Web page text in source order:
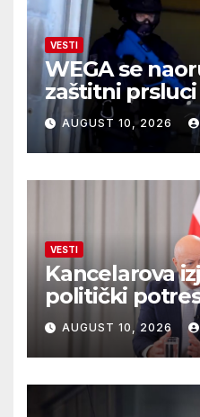
VESTI
WEGA se
zaštitni
cevi
AUGUST 10, 2026
VESTI
Kancelarova
politički
AUGUST 10, 2026